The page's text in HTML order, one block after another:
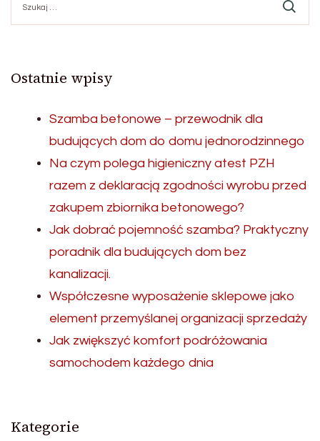
Ostatnie wpisy
Szamba betonowe – przewodnik dla
budujących dom do domu jednorodzinnego
Na czym polega higieniczny atest PZH
razem z deklaracją zgodności wyrobu przed
zakupem zbiornika betonowego?
Jak dobrać pojemność szamba? Praktyczny
poradnik dla budujących dom bez
kanalizacji.
Współczesne wyposażenie sklepowe jako
element przemyślanej organizacji sprzedaży
Jak zwiększyć komfort podróżowania
samochodem każdego dnia
Kategorie